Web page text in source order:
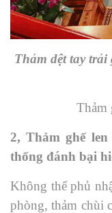
Thảm dệt tay trải
Thảm
2, Thảm ghế
thống đánh bại
Không thể phủ
phòng, thảm chùi